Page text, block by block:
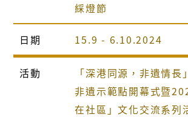
綵燈節
日期 15.9 - 6.10.2024
活動
「深港同源，非遺情長
非遺示範點開幕式暨
在社區」文化交流系列